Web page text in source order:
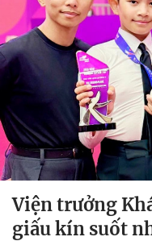
Viện trưởng
giấu kín suốt